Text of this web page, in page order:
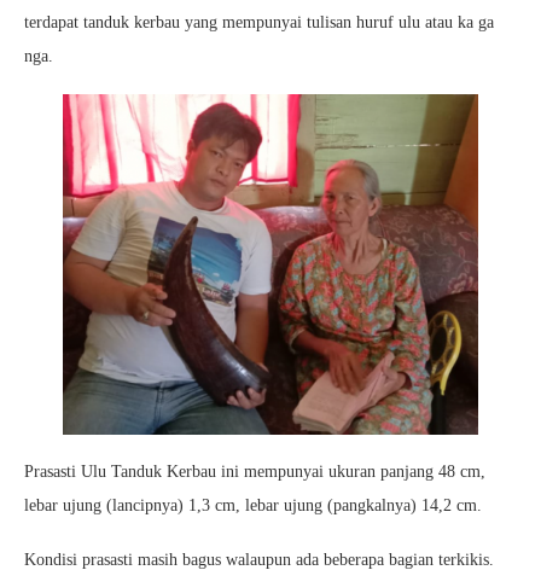
terdapat tanduk kerbau yang mempunyai tulisan huruf ulu atau ka ga
nga.
Prasasti Ulu Tanduk Kerbau ini mempunyai ukuran panjang 48 cm,
lebar ujung (lancipnya) 1,3 cm, lebar ujung (pangkalnya) 14,2 cm.
Kondisi prasasti masih bagus walaupun ada beberapa bagian terkikis.